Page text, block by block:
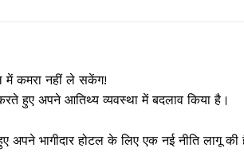
में कमरा नहीं ले सकेंग!
हुए अपने आतिथ्य व्यवस्था में बदलाव किया है।
भागीदार होटल के लिए एक नई नीति लागू